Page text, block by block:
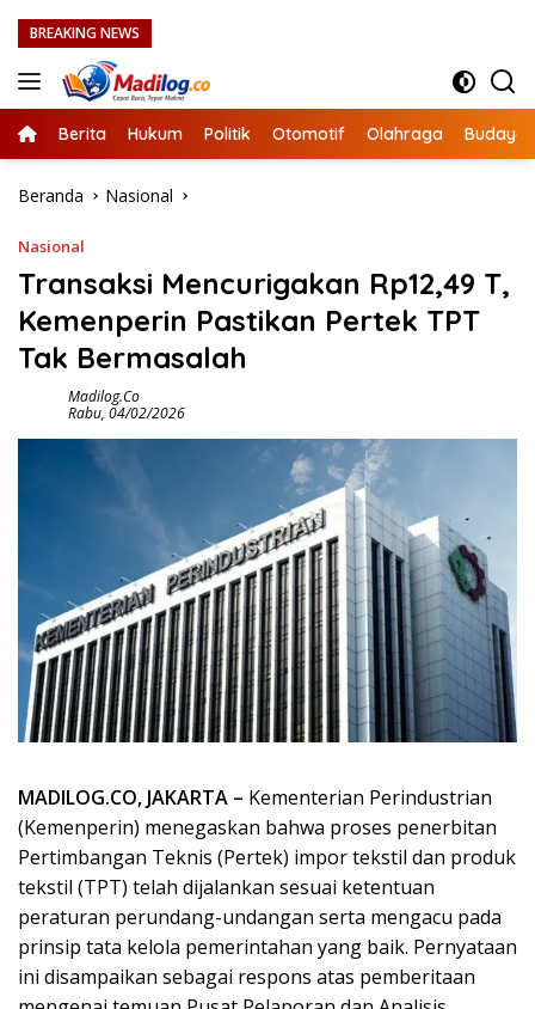
BREAKING NEWS
Berita Hukum Politik Otomotif Olahraga Budaya
Beranda Nasional
Nasional
Transaksi Mencurigakan Rp12,49 T,
Kemenperin Pastikan Pertek TPT
Tak Bermasalah
Madilog.co
Rabu, 04/02/2026
MADILOG.CO, JAKARTA – Kementerian Perindustrian
(Kemenperin) menegaskan bahwa proses penerbitan
Pertimbangan Teknis (Pertek) impor tekstil dan produk
tekstil (TPT) telah dijalankan sesuai ketentuan
peraturan perundang-undangan serta mengacu pada
prinsip tata kelola pemerintahan yang baik. Pernyataan
ini disampaikan sebagai respons atas pemberitaan